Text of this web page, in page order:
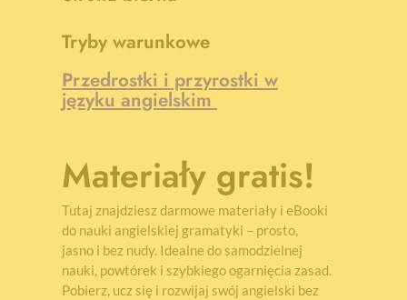
Tryby warunkowe
Przedrostki i przyrostki w
języku angielskim
Materiały gratis!
Tutaj znajdziesz darmowe materiały i eBooki
do nauki angielskiej gramatyki – prosto,
jasno i bez nudy. Idealne do samodzielnej
nauki, powtórek i szybkiego ogarnięcia zasad.
Pobierz, ucz się i rozwijaj swój angielski bez